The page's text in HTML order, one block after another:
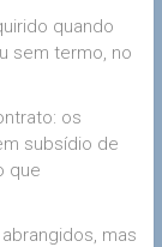
quando
sem termo, no
os
subsídio de
que
mas